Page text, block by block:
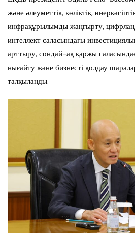
және әлеуметтік, көліктік,
инфрақұрылымды жаңғырту,
интеллект саласындағы
арттыру, сондай-ақ қаржы
нығайту және бизнесті қолдау
талқыланды.